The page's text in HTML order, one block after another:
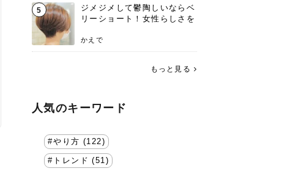
5
ジメジメして鬱陶しいならベ
リーショート！女性らしさを
かえで
もっと見る
人気のキーワード
やり方 (122)
トレンド (51)